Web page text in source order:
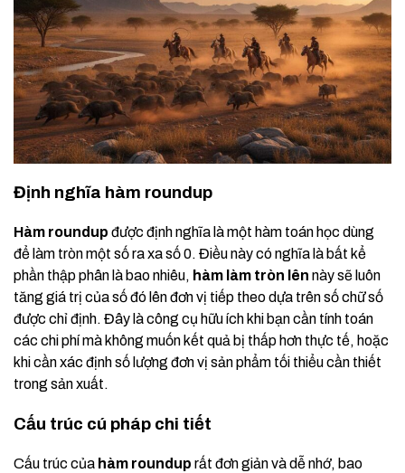
Định nghĩa hàm roundup
Hàm roundup được định nghĩa là một hàm toán học dùng
để làm tròn một số ra xa số 0. Điều này có nghĩa là bất kể
phần thập phân là bao nhiêu, hàm làm tròn lên này sẽ luôn
tăng giá trị của số đó lên đơn vị tiếp theo dựa trên số chữ số
được chỉ định. Đây là công cụ hữu ích khi bạn cần tính toán
các chi phí mà không muốn kết quả bị thấp hơn thực tế, hoặc
khi cần xác định số lượng đơn vị sản phẩm tối thiểu cần thiết
trong sản xuất.
Cấu trúc cú pháp chi tiết
Cấu trúc của hàm roundup rất đơn giản và dễ nhớ, bao